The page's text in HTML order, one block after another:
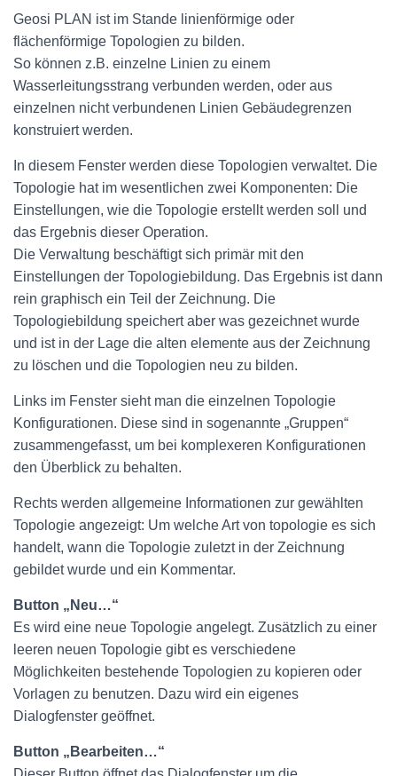
Geosi PLAN ist im Stande linienförmige oder
flächenförmige Topologien zu bilden.
So können z.B. einzelne Linien zu einem
Wasserleitungsstrang verbunden werden, oder aus
einzelnen nicht verbundenen Linien Gebäudegrenzen
konstruiert werden.
In diesem Fenster werden diese Topologien verwaltet. Die
Topologie hat im wesentlichen zwei Komponenten: Die
Einstellungen, wie die Topologie erstellt werden soll und
das Ergebnis dieser Operation.
Die Verwaltung beschäftigt sich primär mit den
Einstellungen der Topologiebildung. Das Ergebnis ist dann
rein graphisch ein Teil der Zeichnung. Die
Topologiebildung speichert aber was gezeichnet wurde
und ist in der Lage die alten elemente aus der Zeichnung
zu löschen und die Topologien neu zu bilden.
Links im Fenster sieht man die einzelnen Topologie
Konfigurationen. Diese sind in sogenannte „Gruppen“
zusammengefasst, um bei komplexeren Konfigurationen
den Überblick zu behalten.
Rechts werden allgemeine Informationen zur gewählten
Topologie angezeigt: Um welche Art von topologie es sich
handelt, wann die Topologie zuletzt in der Zeichnung
gebildet wurde und ein Kommentar.
Button „Neu…“
Es wird eine neue Topologie angelegt. Zusätzlich zu einer
leeren neuen Topologie gibt es verschiedene
Möglichkeiten bestehende Topologien zu kopieren oder
Vorlagen zu benutzen. Dazu wird ein eigenes
Dialogfenster geöffnet.
Button „Bearbeiten…“